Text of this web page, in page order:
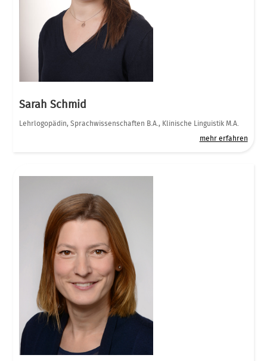
Sarah Schmid
Lehrlogopädin, Sprachwissenschaften B.A., Klinische Linguistik M.A.
mehr erfahren